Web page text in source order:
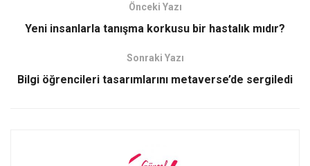
o
k
d
n
Önceki Yazı
Yeni insanlarla tanışma korkusu bir hastalık mıdır?
Sonraki Yazı
Bilgi öğrencileri tasarımlarını metaverse’de sergiledi